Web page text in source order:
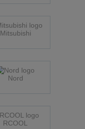
Mitsubishi
Nord
RCOOL